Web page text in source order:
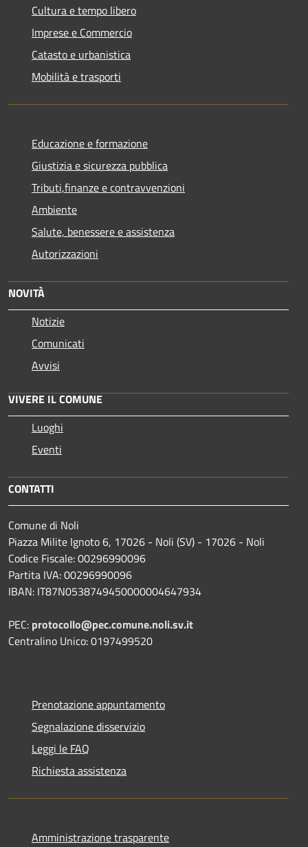
Cultura e tempo libero
Imprese e Commercio
Catasto e urbanistica
Mobilità e trasporti
Educazione e formazione
Giustizia e sicurezza pubblica
Tributi,finanze e contravvenzioni
Ambiente
Salute, benessere e assistenza
Autorizzazioni
NOVITÀ
Notizie
Comunicati
Avvisi
VIVERE IL COMUNE
Luoghi
Eventi
CONTATTI
Comune di Noli
Piazza Milite Ignoto 6, 17026 - Noli (SV) - 17026 - Noli
Codice Fiscale: 00296990096
Partita IVA: 00296990096
IBAN: IT87N0538749450000004647934
PEC: protocollo@pec.comune.noli.sv.it
Centralino Unico: 0197499520
Prenotazione appuntamento
Segnalazione disservizio
Leggi le FAQ
Richiesta assistenza
Amministrazione trasparente